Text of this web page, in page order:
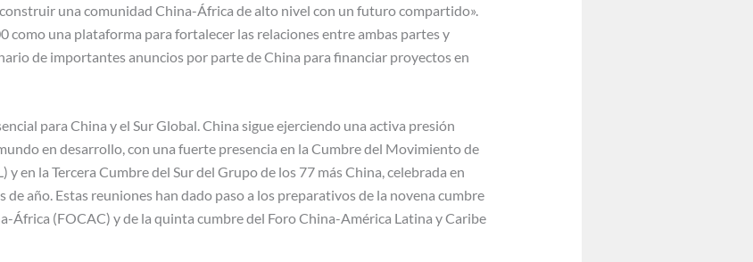
una comunidad China-África de alto nivel con un futuro compartido».
como una plataforma para fortalecer las relaciones entre ambas partes y
de importantes anuncios por parte de China para financiar proyectos en
para China y el Sur Global. China sigue ejerciendo una activa presión
en desarrollo, con una fuerte presencia en la Cumbre del Movimiento de
en la Tercera Cumbre del Sur del Grupo de los 77 más China, celebrada en
de año. Estas reuniones han dado paso a los preparativos de la novena cumbre
África (FOCAC) y de la quinta cumbre del Foro China-América Latina y Caribe